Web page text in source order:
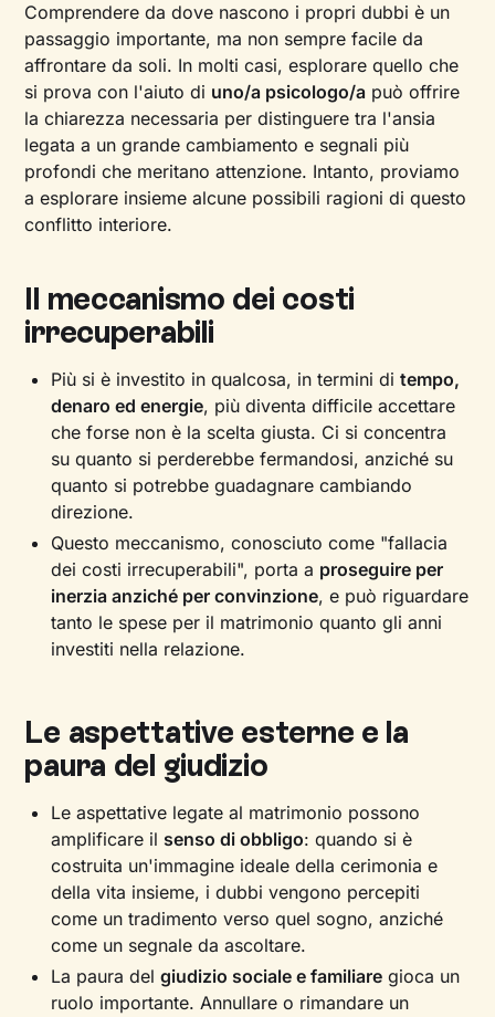
Comprendere da dove nascono i propri dubbi è un
passaggio importante, ma non sempre facile da
affrontare da soli. In molti casi, esplorare quello che
si prova con l'aiuto di uno/a psicologo/a può offrire
la chiarezza necessaria per distinguere tra l'ansia
legata a un grande cambiamento e segnali più
profondi che meritano attenzione. Intanto, proviamo
a esplorare insieme alcune possibili ragioni di questo
conflitto interiore.
Il meccanismo dei costi
irrecuperabili
Più si è investito in qualcosa, in termini ditempo,
denaro ed energie, più diventa difficile accettare
che forse non è la scelta giusta. Ci si concentra
su quanto si perderebbe fermandosi, anziché su
quanto si potrebbe guadagnare cambiando
direzione.
Questo meccanismo, conosciuto come "fallacia
dei costi irrecuperabili", porta a proseguire per
inerzia anziché per convinzione, e può riguardare
tanto le spese per il matrimonio quanto gli anni
investiti nella relazione.
Le aspettative esterne e la
paura del giudizio
Le aspettative legate al matrimonio possono
amplificare il senso di obbligo: quando si è
costruita un'immagine ideale della cerimonia e
della vita insieme, i dubbi vengono percepiti
come un tradimento verso quel sogno, anziché
come un segnale da ascoltare.
La paura delgiudizio sociale e familiare gioca un
ruolo importante. Annullare o rimandare un